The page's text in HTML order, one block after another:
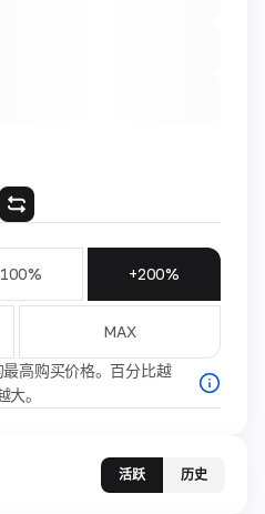
+200%
MAX
高购买价格。百分比越
。
活跃 历史